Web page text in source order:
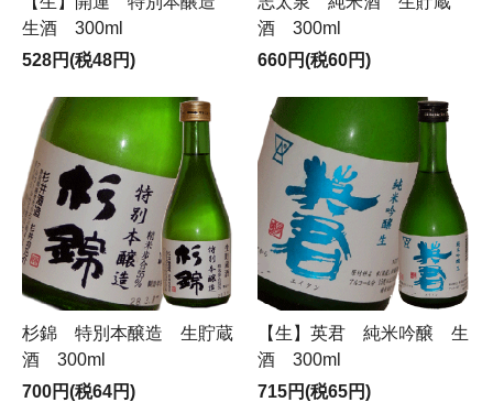
生酒 300ml
528円(税48円)
酒 300ml
660円(税60円)
杉錦 特別本醸造 生貯蔵
酒 300ml
700円(税64円)
【生】英君 純米吟醸 生
酒 300ml
715円(税65円)